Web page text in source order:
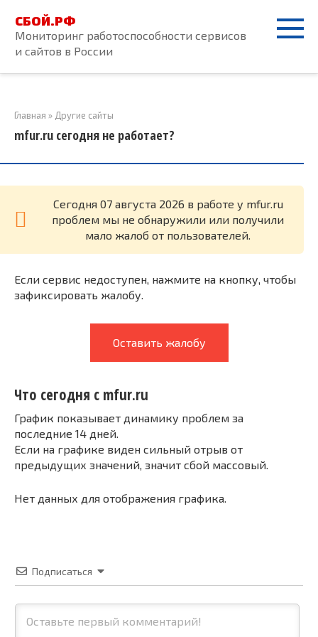
контенту
СБОЙ.РФ
Мониторинг работоспособности сервисов
и сайтов в России
Главная » Другие сайты
mfur.ru сегодня не работает?
Cегодня 07 августа 2026 в работе у mfur.ru
проблем мы не обнаружили или получили
мало жалоб от пользователей.
Если сервис недоступен, нажмите на кнопку, чтобы
зафиксировать жалобу.
Оставить жалобу
Что сегодня с mfur.ru
График показывает динамику проблем за
последние 14 дней.
Если на графике виден сильный отрыв от
предыдущих значений, значит сбой массовый.
Нет данных для отображения графика.
Подписаться